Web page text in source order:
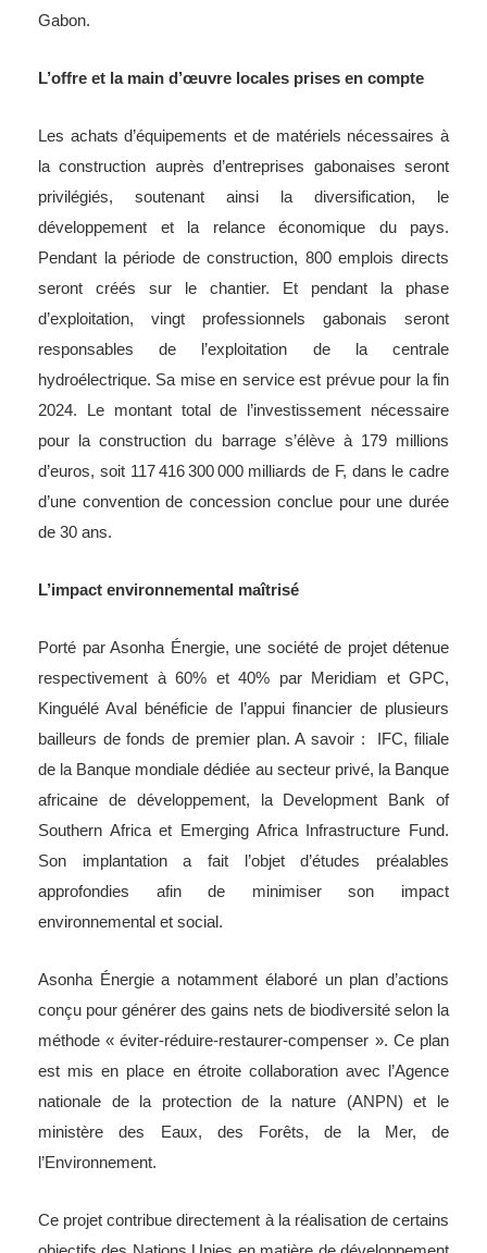
Gabon.
L’offre et la main d’œuvre locales prises en compte
Les achats d’équipements et de matériels nécessaires à
la construction auprès d’entreprises gabonaises seront
privilégiés, soutenant ainsi la diversification, le
développement et la relance économique du pays.
Pendant la période de construction, 800 emplois directs
seront créés sur le chantier. Et pendant la phase
d’exploitation, vingt professionnels gabonais seront
responsables de l’exploitation de la centrale
hydroélectrique. Sa mise en service est prévue pour la fin
2024. Le montant total de l’investissement nécessaire
pour la construction du barrage s’élève à 179 millions
d’euros, soit 117 416 300 000 milliards de F, dans le cadre
d’une convention de concession conclue pour une durée
de 30 ans.
L’impact environnemental maîtrisé
Porté par Asonha Énergie, une société de projet détenue
respectivement à 60% et 40% par Meridiam et GPC,
Kinguélé Aval bénéficie de l’appui financier de plusieurs
bailleurs de fonds de premier plan. A savoir : IFC, filiale
de la Banque mondiale dédiée au secteur privé, la Banque
africaine de développement, la Development Bank of
Southern Africa et Emerging Africa Infrastructure Fund.
Son implantation a fait l’objet d’études préalables
approfondies afin de minimiser son impact
environnemental et social.
Asonha Énergie a notamment élaboré un plan d’actions
conçu pour générer des gains nets de biodiversité selon la
méthode « éviter-réduire-restaurer-compenser ». Ce plan
est mis en place en étroite collaboration avec l’Agence
nationale de la protection de la nature (ANPN) et le
ministère des Eaux, des Forêts, de la Mer, de
l’Environnement.
Ce projet contribue directement à la réalisation de certains